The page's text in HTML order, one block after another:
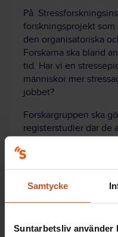
Samtycke
Suntarbetsliv använder
På
forskningsprojekt
den organisatoriska
Forskarna ska bland
tid. Har vi en
människor mer
jobbet?
Forskargruppen ska
registerstudier där de